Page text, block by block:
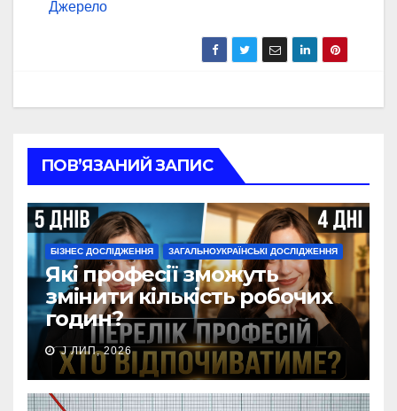
Джерело
ПОВ’ЯЗАНИЙ ЗАПИС
БІЗНЕС ДОСЛІДЖЕННЯ ЗАГАЛЬНОУКРАЇНСЬКІ ДОСЛІДЖЕННЯ
Які професії зможуть
змінити кількість робочих
годин?
J ЛИП, 2026